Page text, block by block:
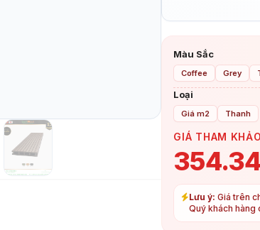
Màu Sắc
Coffee Grey
Loại
Giá m2 Thanh
GIÁ THAM KHẢO
Lưu ý: Giá trên
Quý khách hàng